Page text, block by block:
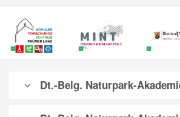
Dt.-Belg. Naturpark-